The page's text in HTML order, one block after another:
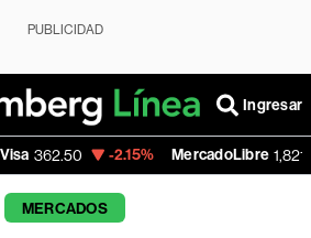
PUBLICIDAD
Ingresar
-2.15% MercadoLibre 1,821.795 -0.14%
MERCADOS